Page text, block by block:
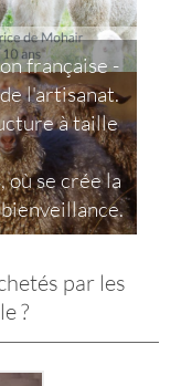
française -
l'artisanat.
à taille
où se crée la
par les
?